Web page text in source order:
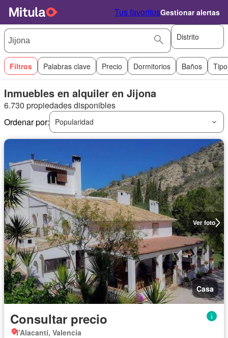
Tus favoritosGestionar alertas
Distrito
Filtros Palabras clave Precio Dormitorios Baños
Inmuebles en alquiler en Jijona
6.730 propiedades disponibles
Ordenar por:
Popularidad
Ver foto
Casa
Consultar precio
l'Alacantí, Valencia